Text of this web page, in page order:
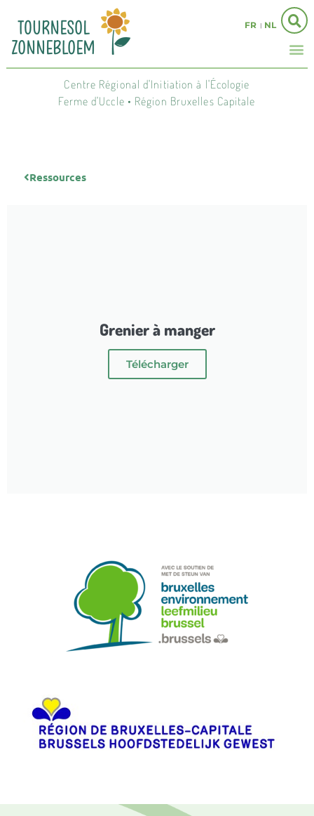
FR NL
Centre Régional d'Initiation à l'Écologie
Ferme d'Uccle • Région Bruxelles Capitale
Ressources
Grenier à manger
Télécharger